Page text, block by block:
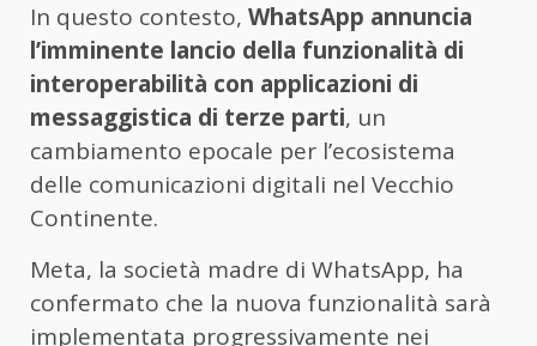
In questo contesto, WhatsApp annuncia
l’imminente lancio della funzionalità di
interoperabilità con applicazioni di
messaggistica di terze parti, un
cambiamento epocale per l’ecosistema
delle comunicazioni digitali nel Vecchio
Continente.
Meta, la società madre di WhatsApp, ha
confermato che la nuova funzionalità sarà
implementata progressivamente nei